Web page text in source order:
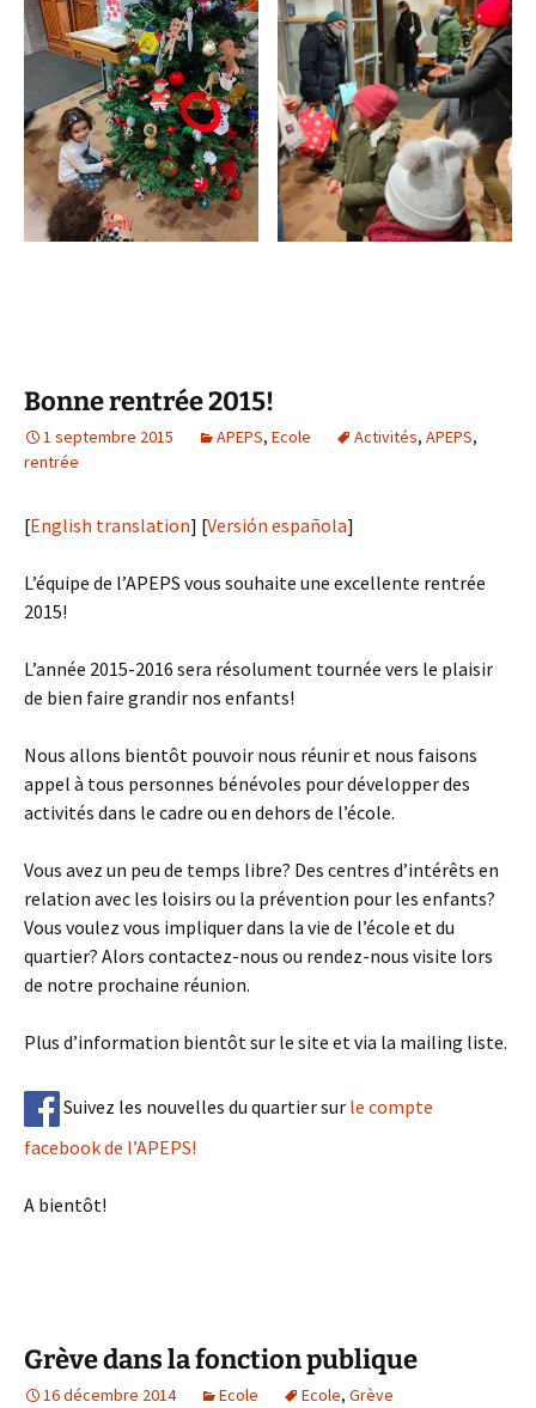
Bonne rentrée 2015!
1 septembre 2015 APEPS, Ecole Activités, APEPS,
rentrée
[English translation] [Versión española]
L’équipe de l’APEPS vous souhaite une excellente rentrée
2015!
L’année 2015-2016 sera résolument tournée vers le plaisir
de bien faire grandir nos enfants!
Nous allons bientôt pouvoir nous réunir et nous faisons
appel à tous personnes bénévoles pour développer des
activités dans le cadre ou en dehors de l’école.
Vous avez un peu de temps libre? Des centres d’intérêts en
relation avec les loisirs ou la prévention pour les enfants?
Vous voulez vous impliquer dans la vie de l’école et du
quartier? Alors contactez-nous ou rendez-nous visite lors
de notre prochaine réunion.
Plus d’information bientôt sur le site et via la mailing liste.
Suivez les nouvelles du quartier sur le compte
facebook de l’APEPS!
A bientôt!
Grève dans la fonction publique
16 décembre 2014 Ecole Ecole, Grève